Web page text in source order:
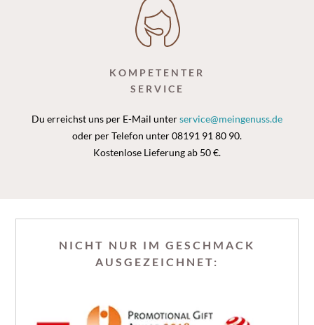
KOMPETENTER
SERVICE
Du erreichst uns per E-Mail unterservice@meingenuss.de
oder per Telefon unter 08191 91 80 90.
Kostenlose Lieferung ab 50 €.
NICHT NUR IM GESCHMACK
AUSGEZEICHNET: